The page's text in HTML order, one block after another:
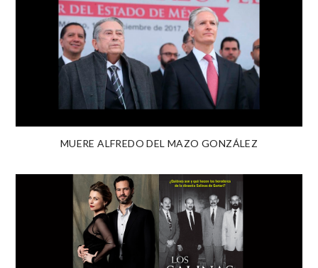
MUERE ALFREDO DEL MAZO GONZÁLEZ